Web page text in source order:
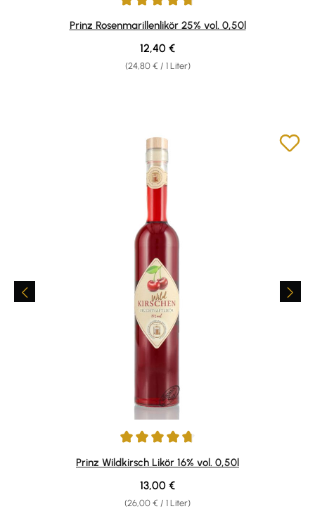
Durchschnittliche Bewertung von 4.84 von 5 Sternen
Prinz Rosenmarillenlikör 25% vol. 0,50l
(24,80 € / 1 Liter)
Regulärer Preis:
12,40 €
Durchschnittliche Bewertung von 4.83 von 5 Sternen
Prinz Wildkirsch Likör 16% vol. 0,50l
(26,00 € / 1 Liter)
Regulärer Preis:
13,00 €